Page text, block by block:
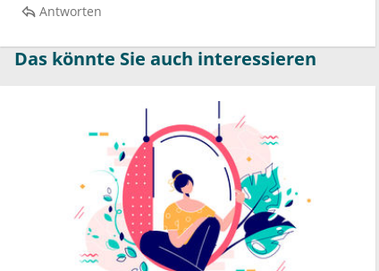
Antworten
Das könnte Sie auch interessieren